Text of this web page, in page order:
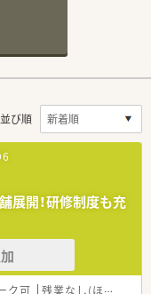
並び順
展開！研修制度も充
ク可 残業なし(ほぼなし含む)